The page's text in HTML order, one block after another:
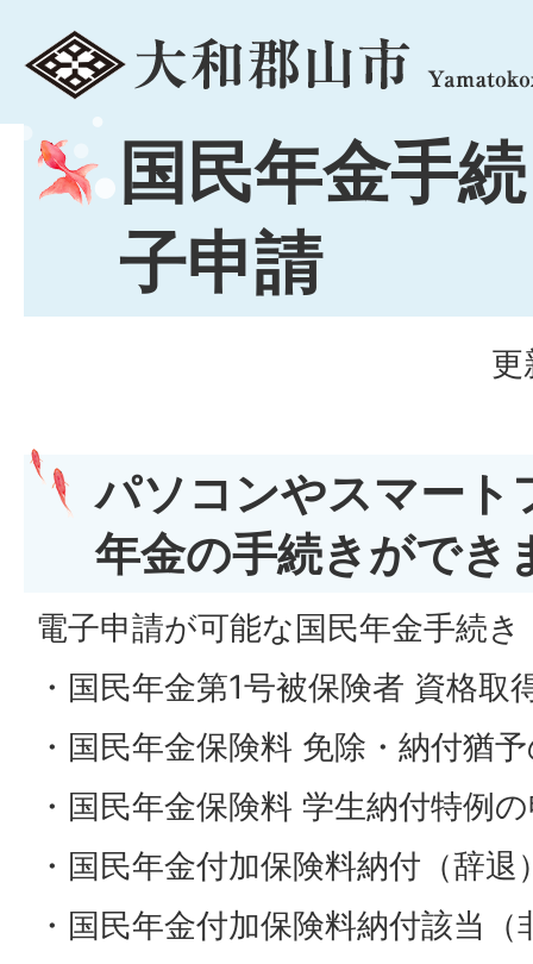
menu
国民年金手
子申請
更
パソコンやスマート
年金の手続きができ
電子申請が可能な国民年金手続き
・国民年金第1号被保険者 資格取
・国民年金保険料 免除・納付猶
・国民年金保険料 学生納付特例
・国民年金付加保険料納付（辞退
・国民年金付加保険料納付該当